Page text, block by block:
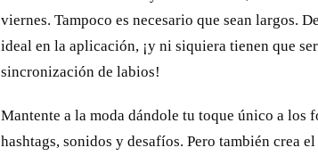
viernes. Tampoco es necesario que sean largos.
ideal en la aplicación, ¡y ni siquiera tienen que
sincronización de labios!
Mantente a la moda dándole tu toque único a los
hashtags, sonidos y desafíos. Pero también crea